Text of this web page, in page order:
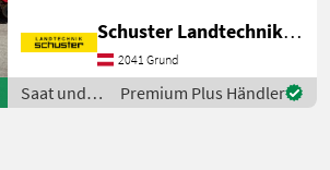
Scheiben -
Scheibenspurlockerer für
Schlepperspur - Ausrüstung
Schuster Landtechnik Grund
2041 Grund
Saat und
Pflege /
Premium Plus Händler